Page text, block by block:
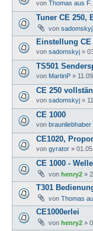
von Thomas aus F.
Tuner CE 250,
von sadomskyj
Einstellung
von sadomskyj »
TS501
von MartinP »
CE 250
von sadomskyj »
CE 1000
von braunliebhaber
CE1020,
von gyrator »
CE 1000 -
von henry2 »
T301
von Thomas
CE1000erlei
von henry2 »